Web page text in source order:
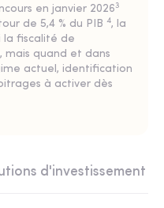
en janvier 20263
de 5,4 % du PIB 4, la
la fiscalité de
mais quand et dans
actuel, identification
à activer dès
d'investissement